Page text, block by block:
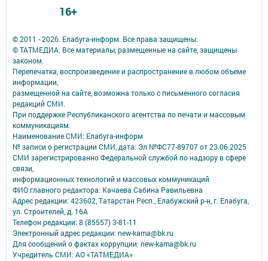
© 2011 - 2026. Елабуга-информ. Все права защищены.
© ТАТМЕДИА. Все материалы, размещенные на сайте, защищены
законом.
Перепечатка, воспроизведение и распространение в любом объеме
информации,
размещенной на сайте, возможна только с письменного согласия
редакций СМИ.
При поддержке Республиканского агентства по печати и массовым
коммуникациям.
Наименование СМИ: Елабуга-информ
№ записи о регистрации СМИ, дата: Эл №ФС77-89707 от 23.06.2025
СМИ зарегистрированно Федеральной службой по надзору в сфере
связи,
информационных технологий и массовых коммуникаций
ФИО главного редактора: Качаева Сабина Равильевна
Адрес редакции: 423602, Татарстан Респ., Елабужский р-н, г. Елабуга,
ул. Строителей, д. 16А
Телефон редакции: 8 (85557) 3-81-11
Электронный адрес редакции: new-kama@bk.ru
Для сообщений о фактах коррупции: new-kama@bk.ru
Учредитель СМИ: АО «ТАТМЕДИА»
16+